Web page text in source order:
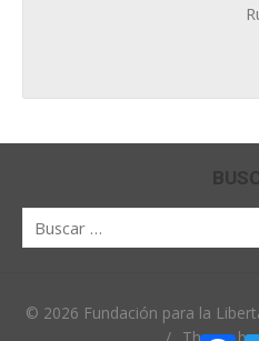
© 2026 Fundación para la